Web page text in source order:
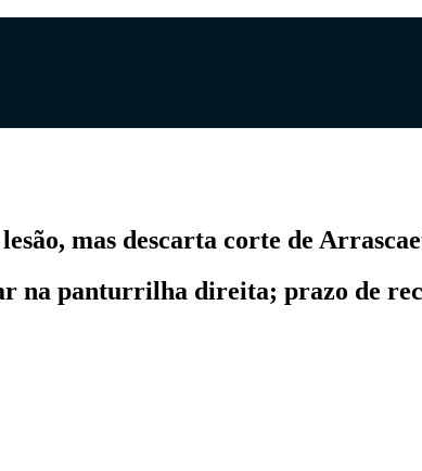
mas descarta corte de
na panturrilha direita; prazo de